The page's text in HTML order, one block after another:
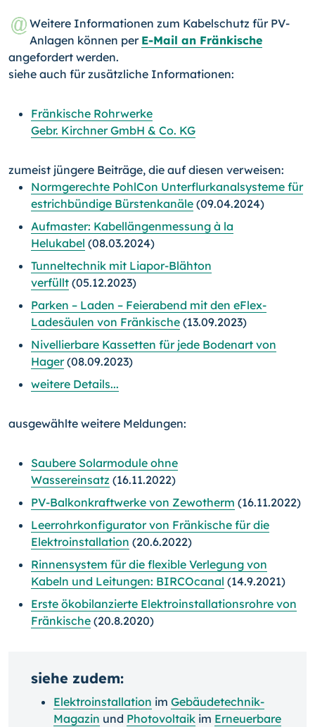
Weitere Informationen zum Kabelschutz für PV-
Anlagen können per E-Mail an Fränkische
angefordert werden.
siehe auch für zusätzliche Informationen:
Fränkische Rohrwerke
Gebr. Kirchner GmbH & Co. KG
zumeist jüngere Beiträge, die auf diesen verweisen:
Normgerechte PohlCon Unterflurkanalsysteme für
estrichbündige Bürstenkanäle (09.04.2024)
Aufmaster: Kabellängenmessung à la
Helukabel (08.03.2024)
Tunneltechnik mit Liapor-Blähton
verfüllt (05.12.2023)
Parken – Laden – Feierabend mit den eFlex-
Ladesäulen von Fränkische (13.09.2023)
Nivellierbare Kassetten für jede Bodenart von
Hager(08.09.2023)
weitere Details...
ausgewählte weitere Meldungen:
Saubere Solarmodule ohne
Wassereinsatz (16.11.2022)
PV-Balkonkraftwerke von Zewotherm (16.11.2022)
Leerrohrkonfigurator von Fränkische für die
Elektroinstallation (20.6.2022)
Rinnensystem für die flexible Verlegung von
Kabeln und Leitungen: BIRCOcanal (14.9.2021)
Erste ökobilanzierte Elektroinstallationsrohre von
Fränkische (20.8.2020)
siehe zudem:
Elektroinstallation im Gebäudetechnik-
Magazin und Photovoltaik im Erneuerbare